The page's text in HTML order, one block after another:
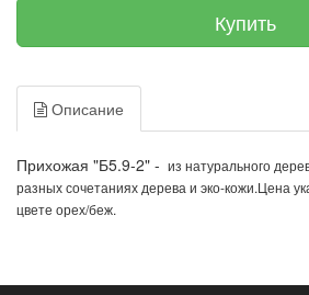
Купить
Описание
Прихожая "Б5.9-2" - из натурального
разных сочетаниях дерева и эко-кожи.Цена
цвете орех/беж.